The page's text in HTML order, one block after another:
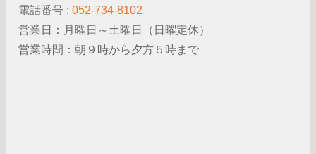
電話番号 :052-734-8102
営業日：月曜日～土曜日（日曜定休）
営業時間：朝９時から夕方５時まで